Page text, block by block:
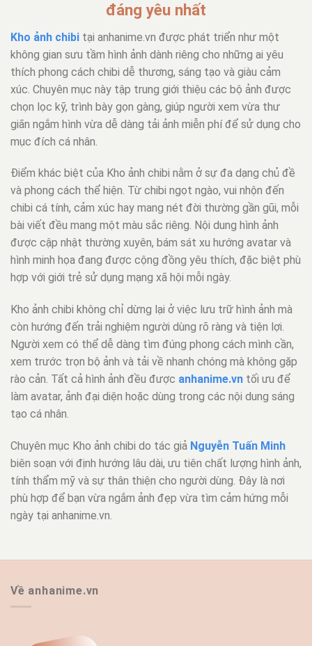
đáng yêu nhất
Kho ảnh chibi tại anhanime.vn được phát triển như một
không gian sưu tầm hình ảnh dành riêng cho những ai yêu
thích phong cách chibi dễ thương, sáng tạo và giàu cảm
xúc. Chuyên mục này tập trung giới thiệu các bộ ảnh được
chọn lọc kỹ, trình bày gọn gàng, giúp người xem vừa thư
giãn ngắm hình vừa dễ dàng tải ảnh miễn phí để sử dụng cho
mục đích cá nhân.
Điểm khác biệt của Kho ảnh chibi nằm ở sự đa dạng chủ đề
và phong cách thể hiện. Từ chibi ngọt ngào, vui nhộn đến
chibi cá tính, cảm xúc hay mang nét đời thường gần gũi, mỗi
bài viết đều mang một màu sắc riêng. Nội dung hình ảnh
được cập nhật thường xuyên, bám sát xu hướng avatar và
hình minh họa đang được cộng đồng yêu thích, đặc biệt phù
hợp với giới trẻ sử dụng mạng xã hội mỗi ngày.
Kho ảnh chibi không chỉ dừng lại ở việc lưu trữ hình ảnh mà
còn hướng đến trải nghiệm người dùng rõ ràng và tiện lợi.
Người xem có thể dễ dàng tìm đúng phong cách mình cần,
xem trước trọn bộ ảnh và tải về nhanh chóng mà không gặp
rào cản. Tất cả hình ảnh đều được anhanime.vn tối ưu để
làm avatar, ảnh đại diện hoặc dùng trong các nội dung sáng
tạo cá nhân.
Chuyên mục Kho ảnh chibi do tác giả Nguyễn Tuấn Minh
biên soạn với định hướng lâu dài, ưu tiên chất lượng hình ảnh,
tính thẩm mỹ và sự thân thiện cho người dùng. Đây là nơi
phù hợp để bạn vừa ngắm ảnh đẹp vừa tìm cảm hứng mỗi
ngày tại anhanime.vn.
Về anhanime.vn